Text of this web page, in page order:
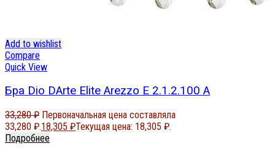
Add to wishlist
Compare
Quick View
Бра Dio DArte Elite Arezzo E 2.1.2.100 A
33,280₽ Первоначальная цена составляла
33,280 ₽.18,305 ₽Текущая цена: 18,305 ₽.
Подробнее